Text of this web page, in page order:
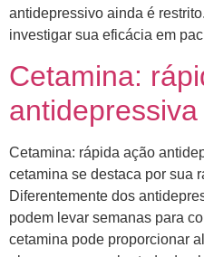
antidepressivo ainda é
investigar sua eficácia em
Cetamina:
Cetamina: rápida ação
cetamina se destaca por sua
Diferentemente dos
podem levar semanas para
cetamina pode proporcionar